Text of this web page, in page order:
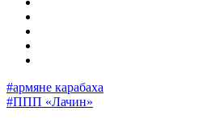
#армяне карабаха
#ППП «Лачин»